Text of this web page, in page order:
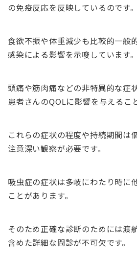
の免疫反応を反映しているのです。
食欲不振や体重減少も比較的一般
感染による影響を示唆しています。
頭痛や筋肉痛などの非特異的な症
患者さんのQOLに影響を与えるこ
これらの症状の程度や持続期間は
注意深い観察が必要です。
吸虫症の症状は多岐にわたり時に
ことがあります。
そのため正確な診断のためには渡
含めた詳細な問診が不可欠です。